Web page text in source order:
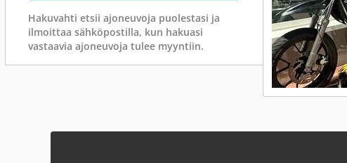
Hakuvahti etsii ajoneuvoja puolestasi ja
ilmoittaa sähköpostilla, kun hakuasi
vastaavia ajoneuvoja tulee myyntiin.